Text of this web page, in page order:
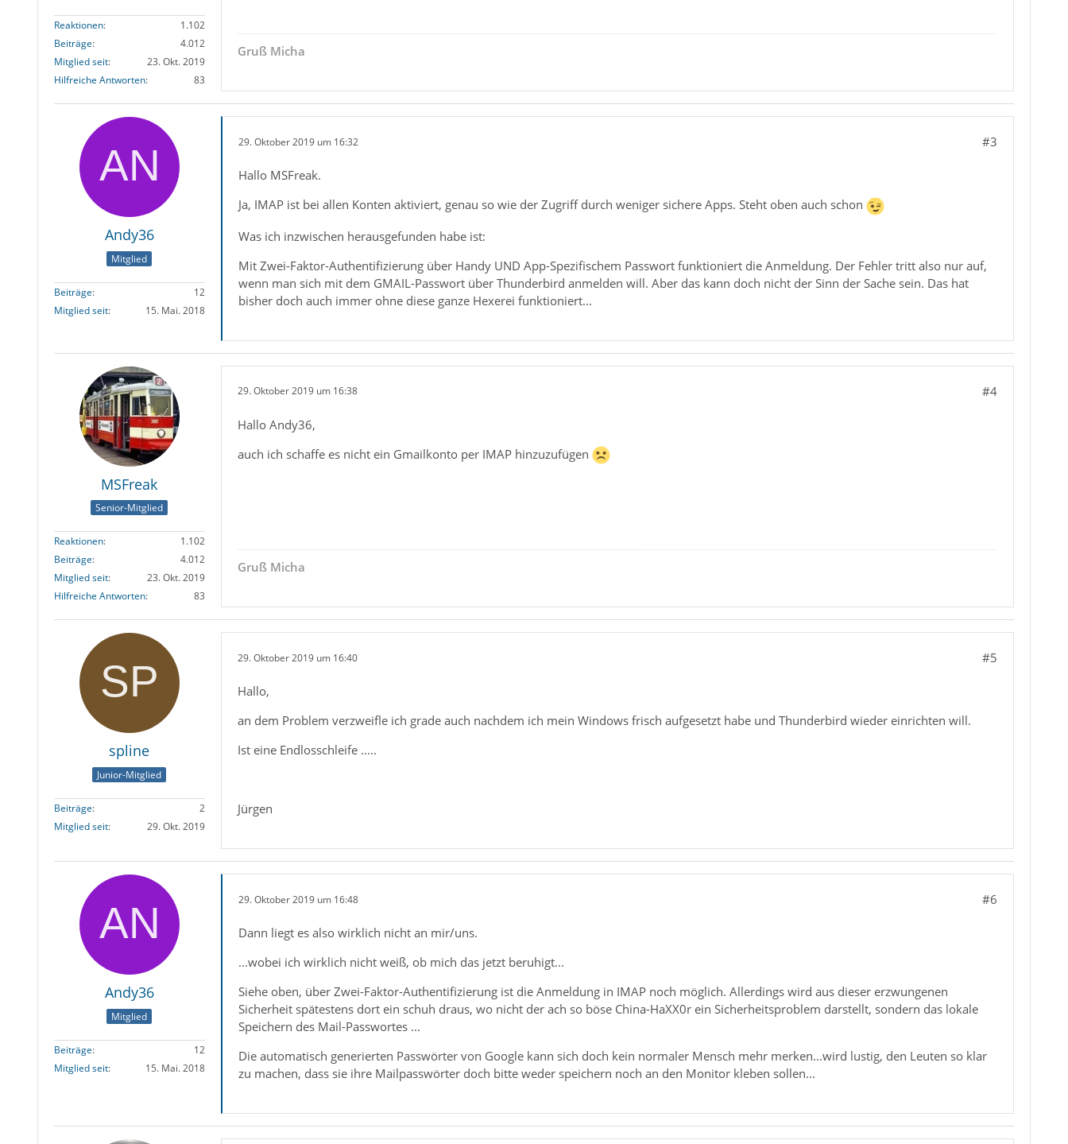
Reaktionen
1.102
Beiträge
4.012
Mitglied seit
23. Okt. 2019
Hilfreiche Antworten
83
Gruß Micha
Andy36
Mitglied
Beiträge
12
Mitglied seit
15. Mai. 2018
29. Oktober 2019 um 16:32 #3
Hallo MSFreak.
Ja, IMAP ist bei allen Konten aktiviert, genau so wie der Zugriff durch weniger sichere Apps. Steht oben auch schon
Was ich inzwischen herausgefunden habe ist:
Mit Zwei-Faktor-Authentifizierung über Handy UND App-Spezifischem Passwort funktioniert die Anmeldung. Der Fehler tritt also nur auf,
wenn man sich mit dem GMAIL-Passwort über Thunderbird anmelden will. Aber das kann doch nicht der Sinn der Sache sein. Das hat
bisher doch auch immer ohne diese ganze Hexerei funktioniert...
MSFreak
Senior-Mitglied
Reaktionen
1.102
Beiträge
4.012
Mitglied seit
23. Okt. 2019
Hilfreiche Antworten
83
29. Oktober 2019 um 16:38 #4
Hallo Andy36,
auch ich schaffe es nicht ein Gmailkonto per IMAP hinzuzufügen
Gruß Micha
spline
Junior-Mitglied
Beiträge
2
Mitglied seit
29. Okt. 2019
29. Oktober 2019 um 16:40 #5
Hallo,
an dem Problem verzweifle ich grade auch nachdem ich mein Windows frisch aufgesetzt habe und Thunderbird wieder einrichten will.
Ist eine Endlosschleife .....
Jürgen
Andy36
Mitglied
Beiträge
12
Mitglied seit
15. Mai. 2018
29. Oktober 2019 um 16:48 #6
Dann liegt es also wirklich nicht an mir/uns.
...wobei ich wirklich nicht weiß, ob mich das jetzt beruhigt...
Siehe oben, über Zwei-Faktor-Authentifizierung ist die Anmeldung in IMAP noch möglich. Allerdings wird aus dieser erzwungenen
Sicherheit spätestens dort ein schuh draus, wo nicht der ach so böse China-HaXX0r ein Sicherheitsproblem darstellt, sondern das lokale
Speichern des Mail-Passwortes ...
Die automatisch generierten Passwörter von Google kann sich doch kein normaler Mensch mehr merken...wird lustig, den Leuten so klar
zu machen, dass sie ihre Mailpasswörter doch bitte weder speichern noch an den Monitor kleben sollen...